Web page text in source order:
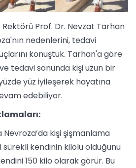
Prof. Dr. Nevzat Tarhan
nedenlerini, tedavi
konuştuk. Tarhan'a göre
tedavi sonunda kişi uzun bir
yüz iyileşerek hayatına
edebiliyor.
kişi şişmanlama
sürekli kendinin kilolu olduğunu
150 kilo olarak görür. Bu